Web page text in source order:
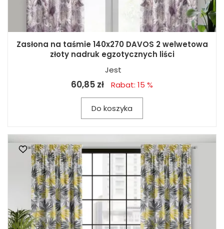
Zasłona na taśmie 140x270 DAVOS 2 welwetowa
złoty nadruk egzotycznych liści
Jest
60,85 zł Rabat: 15 %
Do koszyka